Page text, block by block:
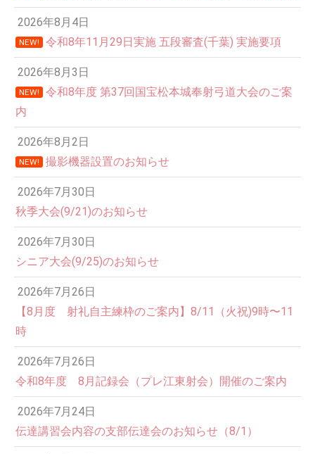
2026年8月4日
NEW! 令和8年11月29日実施 五段審査(千葉) 実施要項
2026年8月3日
NEW!
令和8年度 第37回国宝松本城奉射弓道大会のご案
内
2026年8月2日
NEW! 撮影機器設置のお知らせ
2026年7月30日
秋季大会(9/21)のお知らせ
2026年7月30日
シニア大会(9/25)のお知らせ
2026年7月26日
【8月度 射礼自主練枠のご案内】8/11（火祝)9時〜11
時
2026年7月26日
令和8年度 8月記録会（プレ江東射会）開催のご案内
2026年7月24日
伝達講習会内容の支部伝達会のお知らせ（8/1）
12:00 AM
1:00 AM
2:00 AM
3:00 AM